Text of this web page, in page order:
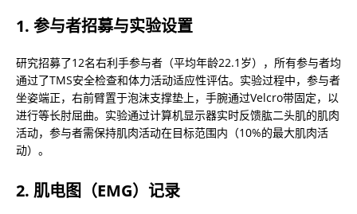
1. 参与者招募与实验设置
研究招募了12名右利手参与者（平均年龄22.1岁），所有参与者均
通过了TMS安全检查和体力活动适应性评估。实验过程中，参与者
坐姿端正，右前臂置于泡沫支撑垫上，手腕通过Velcro带固定，以
进行等长肘屈曲。实验通过计算机显示器实时反馈肱二头肌的肌肉
活动，参与者需保持肌肉活动在目标范围内（10%的最大肌肉活
动）。
2. 肌电图（EMG）记录